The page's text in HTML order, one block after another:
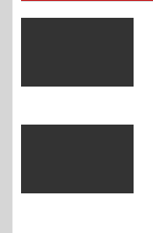
n
e
e
t